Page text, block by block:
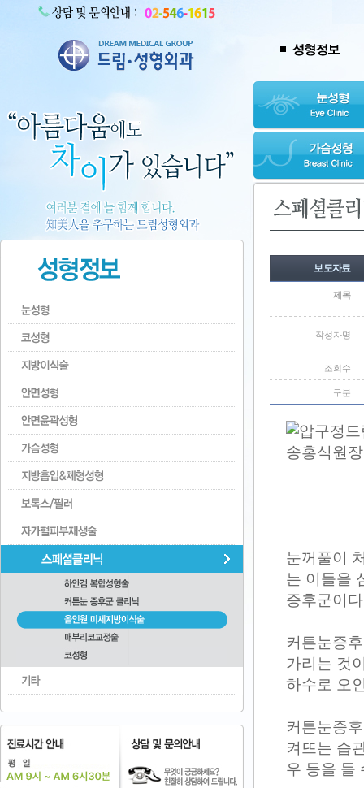
보도자료
제목
작성자명
조회수
구분
눈꺼풀이
는 이들을
증후군이
커튼눈증
가리는 것
하수로 오
커튼눈증
켜뜨는 습
우 등을 들